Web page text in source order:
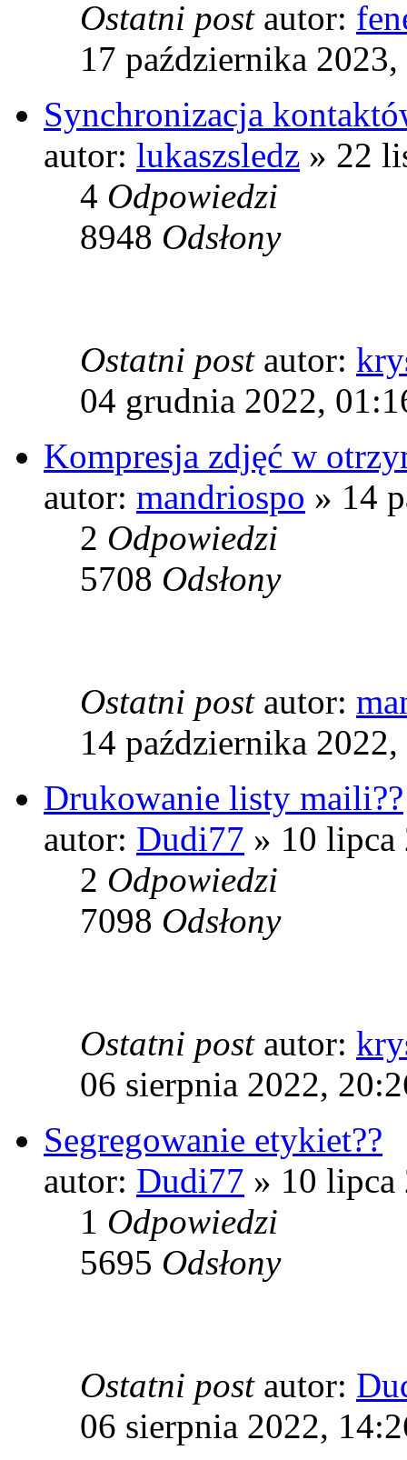
Ostatni post autor:
17 października
Synchronizacja
autor: lukaszsledz » 22
4 Odpowiedzi
8948 Odsłony
Ostatni post autor:
04 grudnia 2022,
Kompresja zdjęć w
autor: mandriospo » 14
2 Odpowiedzi
5708 Odsłony
Ostatni post autor:
14 października
Drukowanie listy maili??
autor: Dudi77 » 10 lipca
2 Odpowiedzi
7098 Odsłony
Ostatni post autor:
06 sierpnia 2022,
Segregowanie etykiet??
autor: Dudi77 » 10 lipca
1 Odpowiedzi
5695 Odsłony
Ostatni post autor:
06 sierpnia 2022,